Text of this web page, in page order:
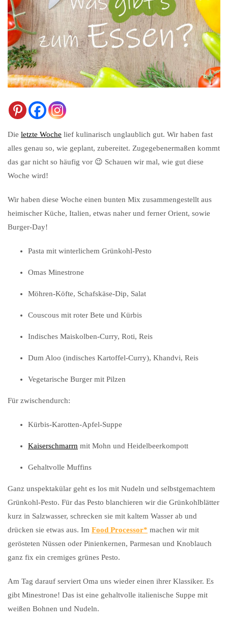
Die letzte Woche lief kulinarisch unglaublich gut. Wir haben fast
alles genau so, wie geplant, zubereitet. Zugegebenermaßen kommt
das gar nicht so häufig vor 😉 Schauen wir mal, wie gut diese
Woche wird!
Wir haben diese Woche einen bunten Mix zusammengestellt aus
heimischer Küche, Italien, etwas naher und ferner Orient, sowie
Burger-Day!
Pasta mit winterlichem Grünkohl-Pesto
Omas Minestrone
Möhren-Köfte, Schafskäse-Dip, Salat
Couscous mit roter Bete und Kürbis
Indisches Maiskolben-Curry, Roti, Reis
Dum Aloo (indisches Kartoffel-Curry), Khandvi, Reis
Vegetarische Burger mit Pilzen
Für zwischendurch:
Kürbis-Karotten-Apfel-Suppe
Kaiserschmarrn mit Mohn und Heidelbeerkompott
Gehaltvolle Muffins
Ganz unspektakülar geht es los mit Nudeln und selbstgemachtem
Grünkohl-Pesto. Für das Pesto blanchieren wir die Grünkohlblätter
kurz in Salzwasser, schrecken sie mit kaltem Wasser ab und
drücken sie etwas aus. Im Food Processor
machen wir mit
gerösteten Nüssen oder Pinienkernen, Parmesan und Knoblauch
ganz fix ein cremiges grünes Pesto.
Am Tag darauf serviert Oma uns wieder einen ihrer Klassiker. Es
gibt Minestrone! Das ist eine gehaltvolle italienische Suppe mit
weißen Bohnen und Nudeln.